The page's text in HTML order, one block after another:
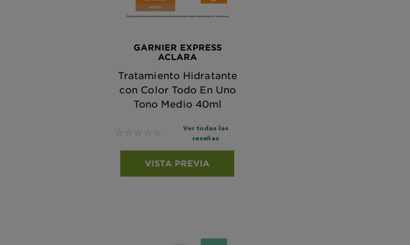
GARNIER EXPRESS
ACLARA
Tratamiento Hidratante
con Color Todo En Uno
Tono Medio 40ml
No reviews
Ver todas las
reseñas
VISTA PREVIA